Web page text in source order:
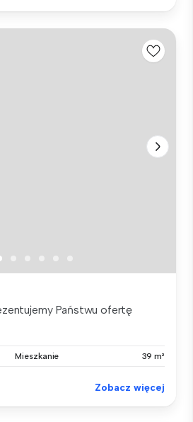
Państwu ofertę
Mieszkanie 39 m²
Zobacz więcej